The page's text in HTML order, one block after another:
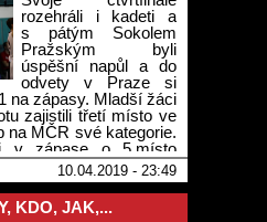
rozehráli i kadeti a
s pátým Sokolem
Pražským byli
úspěšní napůl a do
odvety v Praze si
na zápasy. Mladší žáci
zajistili třetí místo ve
na MČR své kategorie.
v zápase o 5.místo
Liberci a jsou
klubů mimo
skončili čtvrtí.
10.04.2019 - 23:49
KDO, JAK,...